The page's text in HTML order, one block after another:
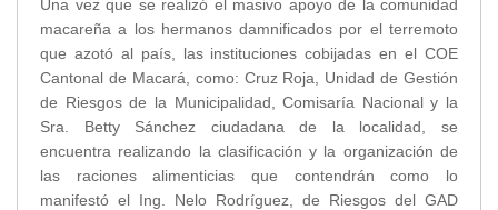
Una vez que se realizó el masivo apoyo de la comunidad
macareña a los hermanos damnificados por el terremoto
que azotó al país, las instituciones cobijadas en el COE
Cantonal de Macará, como: Cruz Roja, Unidad de Gestión
de Riesgos de la Municipalidad, Comisaría Nacional y la
Sra. Betty Sánchez ciudadana de la localidad, se
encuentra realizando la clasificación y la organización de
las raciones alimenticias que contendrán como lo
manifestó el Ing. Nelo Rodríguez, de Riesgos del GAD